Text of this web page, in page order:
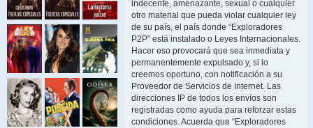
indecente, amenazante, sexual o cualquier
otro material que pueda violar cualquier ley
de su país, el país donde “Exploradores
P2P” está instalado o Leyes Internacionales.
Hacer eso provocará que sea inmediata y
permanentemente expulsado y, si lo
creemos oportuno, con notificación a su
Proveedor de Servicios de Internet. Las
direcciones IP de todos los envíos son
registradas como ayuda para reforzar estas
condiciones. Acuerda que “Exploradores